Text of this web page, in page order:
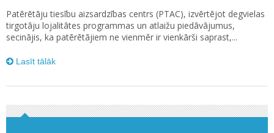
Patērētāju tiesību aizsardzības centrs (PTAC), izvērtējot degvielas
tirgotāju lojalitātes programmas un atlaižu piedāvājumus,
secinājis, ka patērētājiem ne vienmēr ir vienkārši saprast,...
Lasīt tālāk